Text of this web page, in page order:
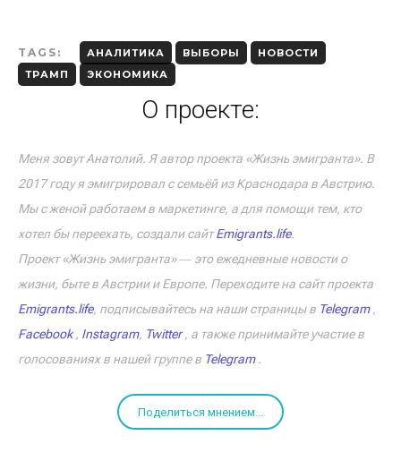
TAGS: АНАЛИТИКА ВЫБОРЫ
НОВОСТИ
ТРАМП
ЭКОНОМИКА
О проекте:
Меня зовут Анатолий. Я автор проекта «Жизнь эмигранта». В
2017 году я эмигрировал с семьёй из Краснодара в Австрию.
Мы с женой работаем в маркетинге, а для помощи тем, кто
хотел бы переехать, создали сайтEmigrants.life.
Проект «Жизнь эмигранта» ― это ежедневные новости о
жизни, быте в Австрии и Европе. Переходите на сайт проекта
Emigrants.life, подписывайтесь на наши страницы в Telegram,
Facebook, Instagram, Twitter, а также принимайте участие в
голосованиях в нашей группе в Telegram.
Поделиться мнением...